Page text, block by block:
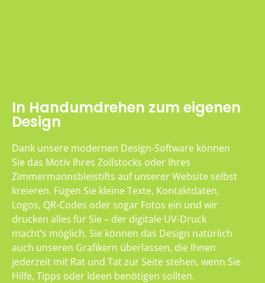
In Handumdrehen zum eigenen
Design
Dank unsere modernen Design-Software können
Sie das Motiv Ihres Zollstocks oder Ihres
Zimmermannsbleistifts auf unserer Website selbst
kreieren. Fügen Sie kleine Texte, Kontaktdaten,
Logos, QR-Codes oder sogar Fotos ein und wir
drucken alles für Sie – der digitale UV-Druck
macht’s möglich. Sie können das Design natürlich
auch unseren Grafikern überlassen, die Ihnen
jederzeit mit Rat und Tat zur Seite stehen, wenn Sie
Hilfe, Tipps oder Ideen benötigen sollten.